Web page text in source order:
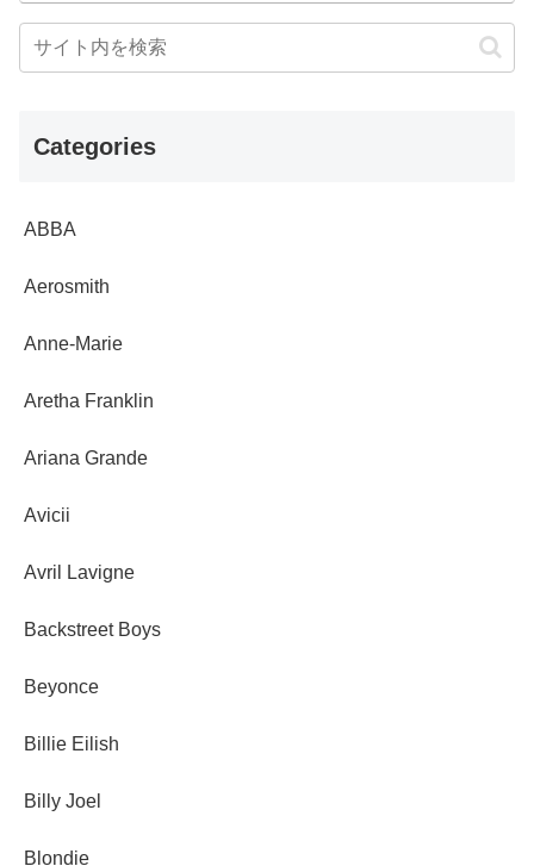
Categories
ABBA
Aerosmith
Anne-Marie
Aretha Franklin
Ariana Grande
Avicii
Avril Lavigne
Backstreet Boys
Beyonce
Billie Eilish
Billy Joel
Blondie